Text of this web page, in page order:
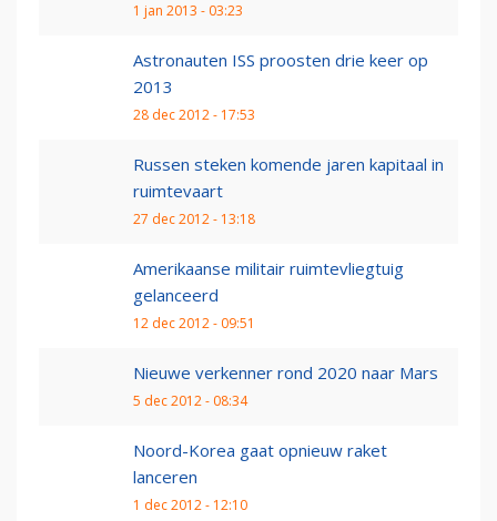
1 jan 2013 - 03:23
Astronauten ISS proosten drie keer op
2013
28 dec 2012 - 17:53
Russen steken komende jaren kapitaal in
ruimtevaart
27 dec 2012 - 13:18
Amerikaanse militair ruimtevliegtuig
gelanceerd
12 dec 2012 - 09:51
Nieuwe verkenner rond 2020 naar Mars
5 dec 2012 - 08:34
Noord-Korea gaat opnieuw raket
lanceren
1 dec 2012 - 12:10